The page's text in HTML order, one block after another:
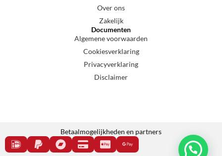
Over ons
Zakelijk
Documenten
Algemene voorwaarden
Cookiesverklaring
Privacyverklaring
Disclaimer
Betaalmogelijkheden en partners